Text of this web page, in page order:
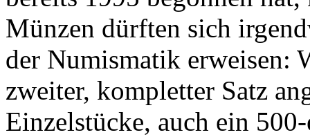
Münzen dürften sich
der Numismatik erweisen:
zweiter, kompletter Satz
Einzelstücke, auch ein